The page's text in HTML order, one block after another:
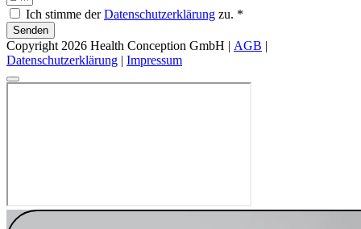
Ich stimme derDatenschutzerklärung zu. *
Senden
Copyright 2026 Health Conception GmbH | AGB |
Datenschutzerklärung | Impressum